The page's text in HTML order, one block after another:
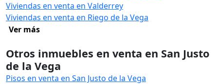
Viviendas en venta en Valderrey
Viviendas en venta en Riego de la Vega
Ver más
Otros inmuebles en venta en San Justo
de la Vega
Pisos en venta en San Justo de la Vega